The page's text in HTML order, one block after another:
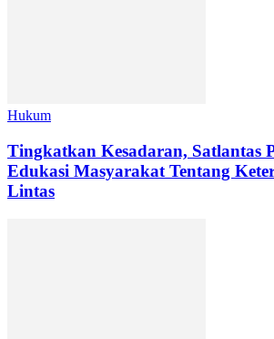
Hukum
Tingkatkan Kesadaran, Satlantas
Edukasi Masyarakat Tentang
Lintas